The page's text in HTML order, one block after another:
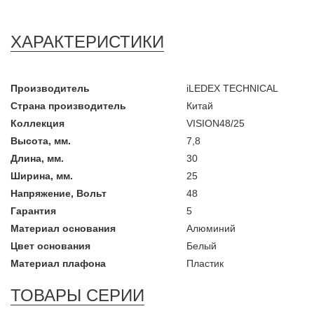
ХАРАКТЕРИСТИКИ
Производитель
iLEDEX TECHNICAL
Страна производитель
Китай
Коллекция
VISION48/25
Высота, мм.
7,8
Длина, мм.
30
Ширина, мм.
25
Напряжение, Вольт
48
Гарантия
5
Материал основания
Алюминий
Цвет основания
Белый
Материал плафона
Пластик
ТОВАРЫ СЕРИИ